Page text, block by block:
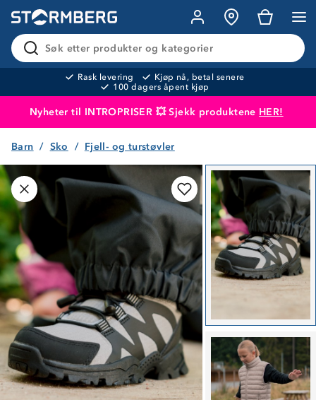
Søk etter produkter og kategorier
Rask levering
Kjøp nå, betal senere
100 dagers åpent kjøp
Nyheter til INTROPRISER 💥 Sjekk produktene HER!
Produktet er lagt i handlekurven
Barn Sko Fjell- og turstøvler